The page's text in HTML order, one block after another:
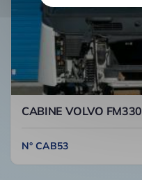
CABINE VOLVO FM330
N° CAB53